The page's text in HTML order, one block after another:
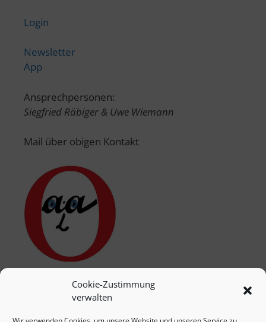
Cookie-Zustimmung
verwalten
Login
Newsletter
App
Ansprechpersonen:
Siegfried Räbiger & Uwe Wiemann
Mail über obigen Kontakt